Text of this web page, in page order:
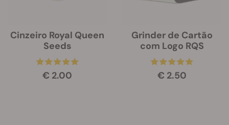
Cinzeiro Royal Queen
Seeds
€ 2.00
Grinder de Cartão
com Logo RQS
€ 2.50